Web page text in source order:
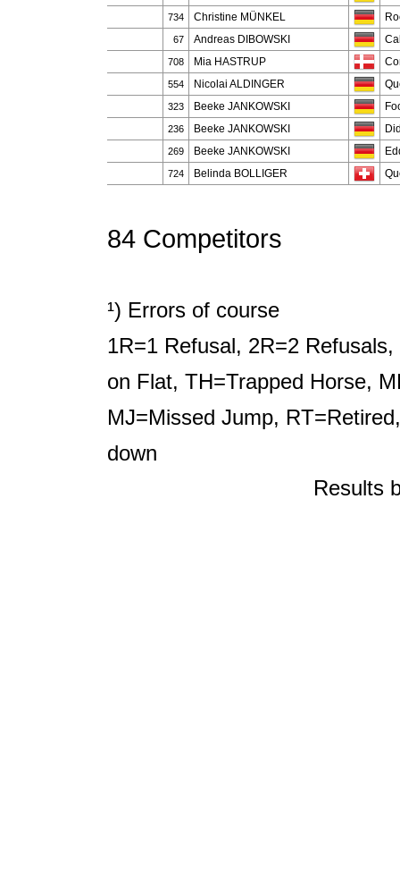
734 Christine MÜNKEL
67 Andreas DIBOWSKI
708 Mia HASTRUP
554 Nicolai ALDINGER
323 Beeke JANKOWSKI
236 Beeke JANKOWSKI
269 Beeke JANKOWSKI
724 Belinda BOLLIGER
84 Competitors
¹) Errors of course
1R=1 Refusal, 2R=2
on Flat, TH=Trapped Horse,
MJ=Missed Jump,
down
Results